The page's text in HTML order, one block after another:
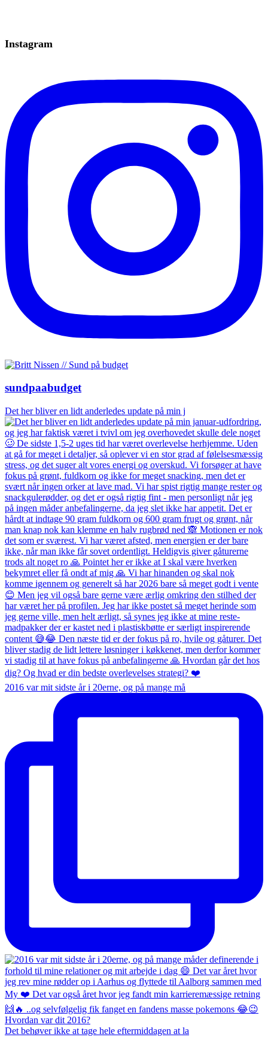
Instagram
sundpaabudget
Det her bliver en lidt anderledes update på min j
2016 var mit sidste år i 20erne, og på mange må
Det behøver ikke at tage hele eftermiddagen at la